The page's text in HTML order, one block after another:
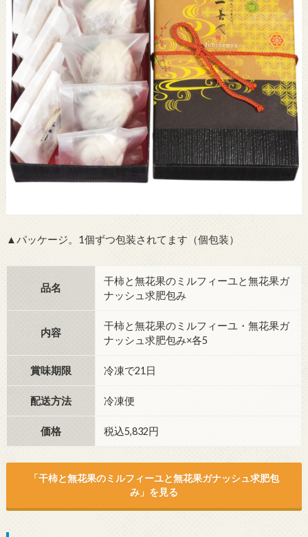
▲パッケージ。1個ずつ包装されてます（個包装）
品名
干柿と無花果のミルフィーユと無花果ガ
ナッシュ求肥包み
内容
干柿と無花果のミルフィーユ・無花果ガ
ナッシュ求肥包み×各5
賞味期限 冷凍で21日
配送方法 冷凍便
価格 税込5,832円
「干柿と無花果のミルフィーユと無花果ガナッシュ求肥包
み」を見る